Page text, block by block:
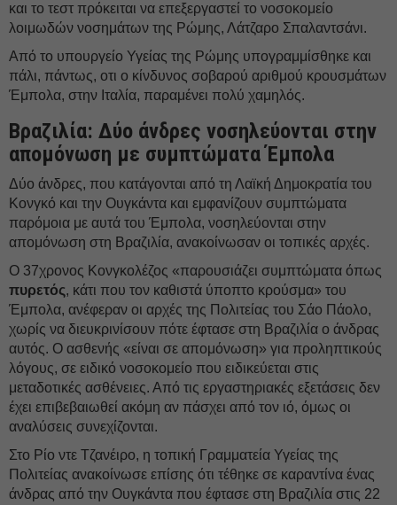
και το τεστ πρόκειται να επεξεργαστεί το νοσοκομείο
λοιμωδών νοσημάτων της Ρώμης, Λάτζαρο Σπαλαντσάνι.
Από το υπουργείο Υγείας της Ρώμης υπογραμμίσθηκε και
πάλι, πάντως, οτι ο κίνδυνος σοβαρού αριθμού κρουσμάτων
Έμπολα, στην Ιταλία, παραμένει πολύ χαμηλός.
Βραζιλία: Δύο άνδρες νοσηλεύονται στην
απομόνωση με συμπτώματα Έμπολα
Δύο άνδρες, που κατάγονται από τη Λαϊκή Δημοκρατία του
Κονγκό και την Ουγκάντα και εμφανίζουν συμπτώματα
παρόμοια με αυτά του Έμπολα, νοσηλεύονται στην
απομόνωση στη Βραζιλία, ανακοίνωσαν οι τοπικές αρχές.
Ο 37χρονος Κονγκολέζος «παρουσιάζει συμπτώματα όπως
πυρετός, κάτι που τον καθιστά ύποπτο κρούσμα» του
Έμπολα, ανέφεραν οι αρχές της Πολιτείας του Σάο Πάολο,
χωρίς να διευκρινίσουν πότε έφτασε στη Βραζιλία ο άνδρας
αυτός. Ο ασθενής «είναι σε απομόνωση» για προληπτικούς
λόγους, σε ειδικό νοσοκομείο που ειδικεύεται στις
μεταδοτικές ασθένειες. Από τις εργαστηριακές εξετάσεις δεν
έχει επιβεβαιωθεί ακόμη αν πάσχει από τον ιό, όμως οι
αναλύσεις συνεχίζονται.
Στο Ρίο ντε Τζανέιρο, η τοπική Γραμματεία Υγείας της
Πολιτείας ανακοίνωσε επίσης ότι τέθηκε σε καραντίνα ένας
άνδρας από την Ουγκάντα που έφτασε στη Βραζιλία στις 22